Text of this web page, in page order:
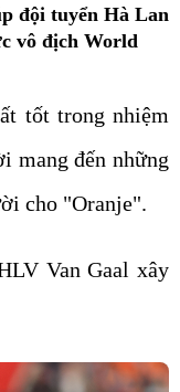
đội tuyển Hà Lan
vô địch World
tốt trong nhiệm
mang đến những
cho "Oranje".
Van Gaal xây